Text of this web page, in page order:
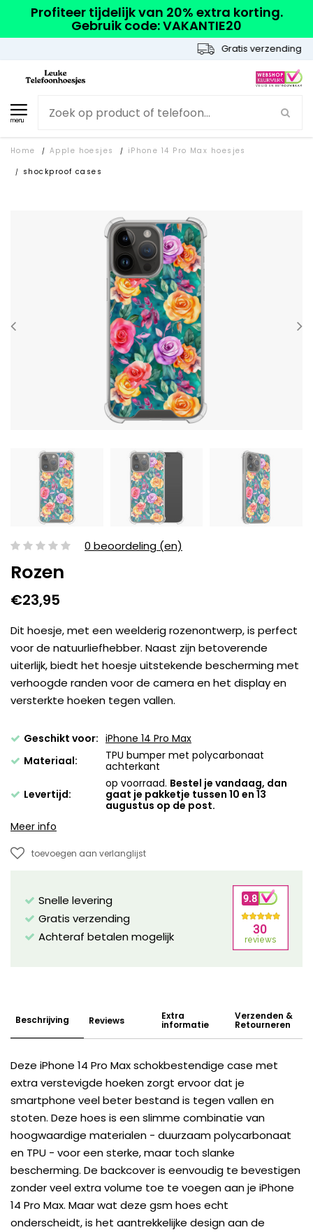
Profiteer tijdelijk van 20% extra korting.
Gebruik code: VAKANTIE20
Gratis verzending
menu
Home / Apple hoesjes / iPhone 14 Pro Max hoesjes
/ shockproof cases
0 beoordeling (en)
Rozen
€23,95
Dit hoesje, met een weelderig rozenontwerp, is perfect
voor de natuurliefhebber. Naast zijn betoverende
uiterlijk, biedt het hoesje uitstekende bescherming met
verhoogde randen voor de camera en het display en
versterkte hoeken tegen vallen.
Geschikt voor: iPhone 14 Pro Max
Materiaal:
TPU bumper met polycarbonaat
achterkant
Levertijd:
op voorraad. Bestel je vandaag, dan
gaat je pakketje tussen 10 en 13
augustus op de post.
Meer info
toevoegen aan verlanglijst
Snelle levering
Gratis verzending
Achteraf betalen mogelijk
Beschrijving Reviews Extra
informatie
Verzenden &
Retourneren
Deze iPhone 14 Pro Max schokbestendige case met
extra verstevigde hoeken zorgt ervoor dat je
smartphone veel beter bestand is tegen vallen en
stoten. Deze hoes is een slimme combinatie van
hoogwaardige materialen - duurzaam polycarbonaat
en TPU - voor een sterke, maar toch slanke
bescherming. De backcover is eenvoudig te bevestigen
zonder veel extra volume toe te voegen aan je iPhone
14 Pro Max. Maar wat deze gsm hoes echt
onderscheidt, is het aantrekkelijke design aan de